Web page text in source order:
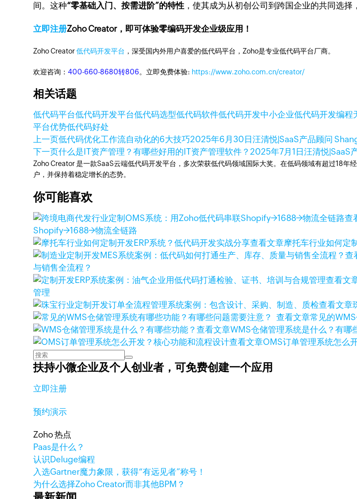
间。这种“零基础入门、按需进阶”的特性 ，使其成为从初创公司到跨国企业的共同选择，
立即注册Zoho Creator，即可体验零编码开发企业级应用！
Zoho Creator低代码开发平台 ，深受国内外用户喜爱的低代码平台，Zoho是专业低代码平台厂商。
欢迎咨询：400-660-8680转806。立即免费体验: https://www.zoho.com.cn/creator/
相关话题
低代码平台低代码开发平台低代码选型低代码软件低代码开发中小企业低代码开发编程
平台优势低代码好处
上一页低代码优化工作流自动化的6大技巧2025年6月30日汪清悦|SaaS产品顾问
下一页什么是IT资产管理？有哪些好用的IT资产管理软件？2025年7月1日汪清悦|SaaS
Zoho Creator 是一款SaaS云端低代码开发平台，多次荣获低代码领域国际大奖。在低码领域有超过18
户，并保持着稳定增长的态势。
你可能喜欢
查
Shopify→1688→物流全链路
查看文章摩托车行业如何定
查
与销售全流程？
查看文
管理
查看文章
查看文章常见的
查看文章WMS仓储管理系统是什么？有哪
查看文章OMS订单管理系统怎么
扶持小微企业及个人创业者，可免费创建一个应用
立即注册
预约演示
Zoho 热点
Paas是什么？
认识Deluge编程
入选Gartner魔力象限，获得“有远见者”称号！
为什么选择Zoho Creator而非其他BPM？